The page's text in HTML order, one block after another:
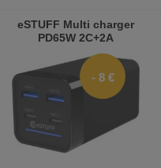
eSTUFF Multi charger
PD65W 2C+2A
- 8 €